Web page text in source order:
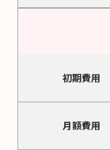
初期費用
月額費用